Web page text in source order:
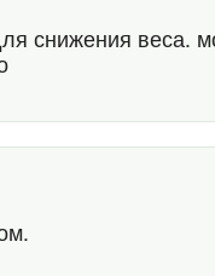
снижения веса.